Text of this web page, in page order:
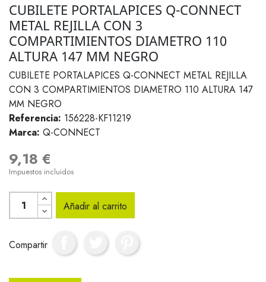
CUBILETE PORTALAPICES Q-CONNECT
METAL REJILLA CON 3
COMPARTIMIENTOS DIAMETRO 110
ALTURA 147 MM NEGRO
CUBILETE PORTALAPICES Q-CONNECT METAL REJILLA
CON 3 COMPARTIMIENTOS DIAMETRO 110 ALTURA 147
MM NEGRO
Referencia: 156228-KF11219
Marca: Q-CONNECT
9,18 €
Impuestos incluidos
Añadir al carrito
Compartir